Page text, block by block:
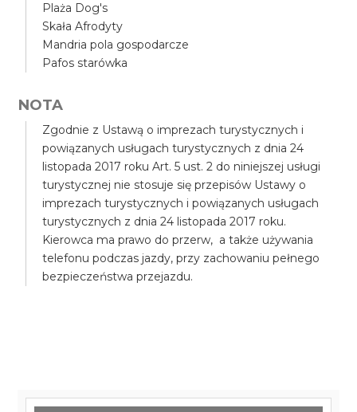
Plaża Dog's
Skała Afrodyty
Mandria pola gospodarcze
Pafos starówka
NOTA
Zgodnie z Ustawą o imprezach turystycznych i
powiązanych usługach turystycznych z dnia 24
listopada 2017 roku Art. 5 ust. 2 do niniejszej usługi
turystycznej nie stosuje się przepisów Ustawy o
imprezach turystycznych i powiązanych usługach
turystycznych z dnia 24 listopada 2017 roku.
Kierowca ma prawo do przerw, a także używania
telefonu podczas jazdy, przy zachowaniu pełnego
bezpieczeństwa przejazdu.